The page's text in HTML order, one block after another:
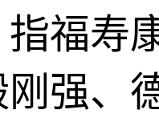
指福寿
刚强、